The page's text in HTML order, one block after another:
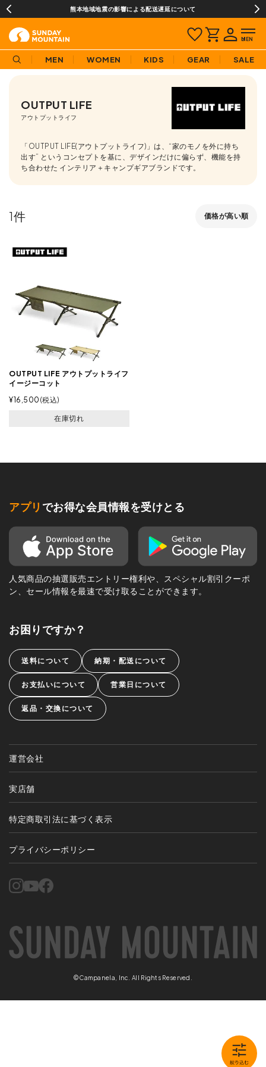
熊本地域地震の影響による配送遅延について
MEN WOMEN KIDS GEAR SALE
OUTPUT LIFE
アウトプットライフ
「OUTPUT LIFE(アウトプットライフ)」は、“家のモノを外に持ち
出す” というコンセプトを基に、デザインだけに偏らず、機能を持
ち合わせた インテリア＋キャンプギアブランドです。
価格が高い順
1
OUTPUT LIFE アウトプットライフ
イージーコット
¥16,500 税込
在庫切れ
アプリ でお得な会員情報を受けとる
人気商品の抽選販売エントリー権利や、スペシャル割引クーポ
ン、セール情報を最速で受け取ることができます。
お困りですか？
送料について 納期・配送について
お支払いについて 営業日について
返品・交換について
運営会社
実店舗
特定商取引法に基づく表示
プライバシーポリシー
©Campanela, Inc. All Rights Reserved.